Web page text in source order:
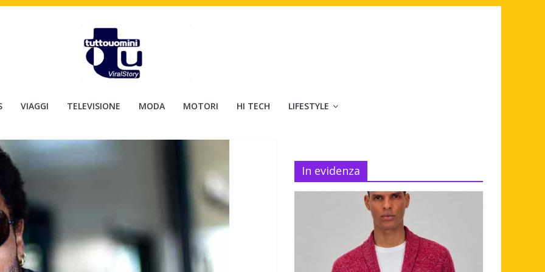
VIAGGI TELEVISIONE MODA MOTORI HI TECH LIFESTYLE
In evidenza